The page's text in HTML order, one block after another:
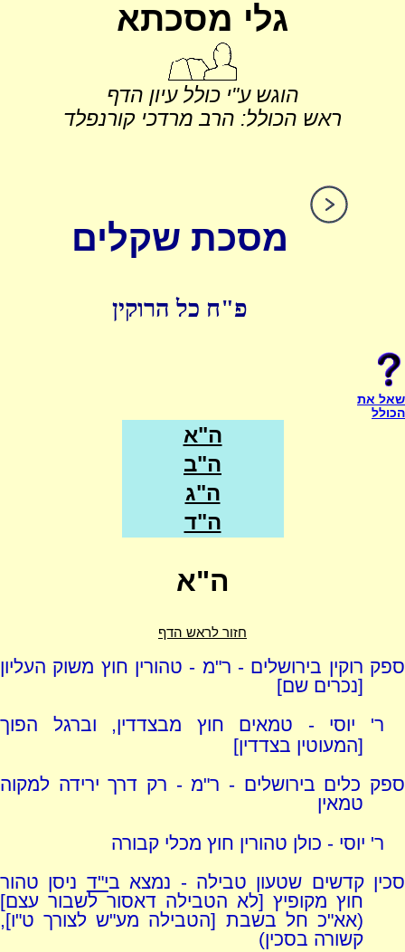
גלי מסכתא
הוגש ע"י כולל עיון הדף
ראש הכולל: הרב מרדכי קורנפלד
מסכת שקלים
פ"ח כל הרוקין
שאל את
הכולל
ה"א
ה"ב
ה"ג
ה"ד
ה"א
חזור לראש הדף
ספק רוקין בירושלים - ר"מ - טהורין חוץ משוק העליון
[נכרים שם]
ר' יוסי - טמאים חוץ מבצדדין, וברגל הפוך
[המעוטין בצדדין]
ספק כלים בירושלים - ר"מ - רק דרך ירידה למקוה
טמאין
ר' יוסי - כולן טהורין חוץ מכלי קבורה
סכין קדשים שטעון טבילה - נמצא בי"ד ניסן טהור
חוץ מקופיץ [לא הטבילה דאסור לשבור עצם]
(אא"כ חל בשבת [הטבילה מע"ש לצורך ט"ו],
קשורה בסכין)